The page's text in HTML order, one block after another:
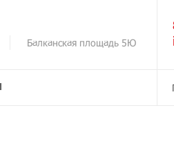
Балканская площадь 5Ю